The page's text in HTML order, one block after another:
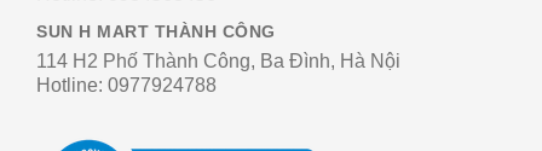
SUN H MART THÀNH CÔNG
114 H2 Phố Thành Công, Ba Đình, Hà Nội
Hotline: 0977924788